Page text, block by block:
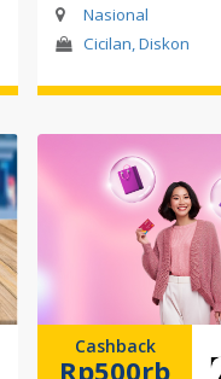
Nasional
Cicilan, Diskon
Cashback
Rp500rb